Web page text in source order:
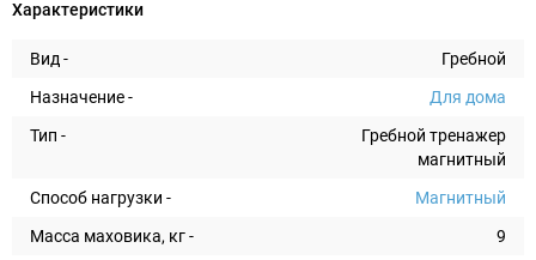
Характеристики
Вид -
Гребной
Назначение -
Для дома
Тип -
Гребной тренажер
магнитный
Способ нагрузки -
Магнитный
Масса маховика, кг -
9